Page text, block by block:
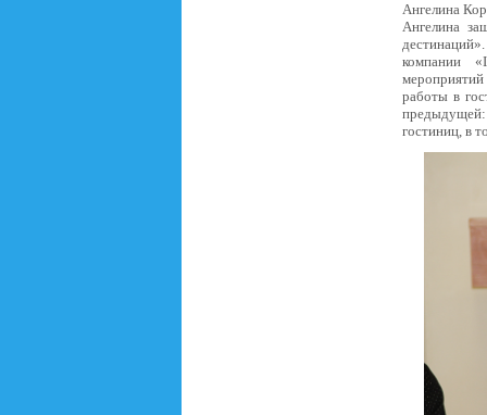
Ангелина
Ангелина
компании
работы в
предыдущей:
гостиниц, в